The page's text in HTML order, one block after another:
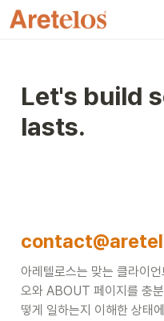
Let's build
lasts.
아레텔로스는 맞는 클라이
오와 ABOUT 페이지를 충
떻게 일하는지 이해한 상태